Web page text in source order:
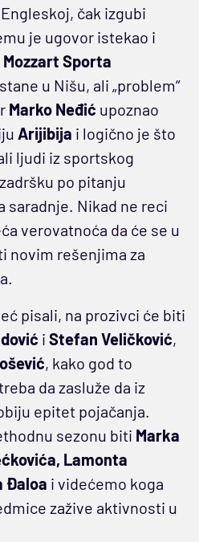
čak izgubi
je ugovor istekao i
Mozzart Sporta
u Nišu, ali „problem“
Marko Neđić upoznao
Arijibija i logično je što
ljudi iz sportskog
po pitanju
saradnje. Nikad ne reci
verovatnoća da će se u
novim rešenjima za
pisali, na prozivci će biti
i Stefan Veličković,
, kako god to
da zasluže da iz
epitet pojačanja.
sezonu biti Marka
Lamonta
Đaloa i videćemo koga
zažive aktivnosti u